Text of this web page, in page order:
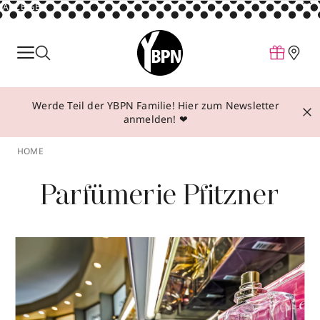
ANZEIGE
Parfum
Make-up
Behandlungen
Über YBPN
Aktionen
Storefinder
Werde Teil der YBPN Familie! Hier zum Newsletter
anmelden! ❤
HOME
Parfümerie Pfitzner